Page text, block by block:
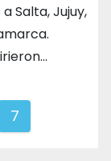
Salta, Jujuy,
7